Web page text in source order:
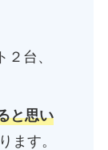
台、
と思い
ます。